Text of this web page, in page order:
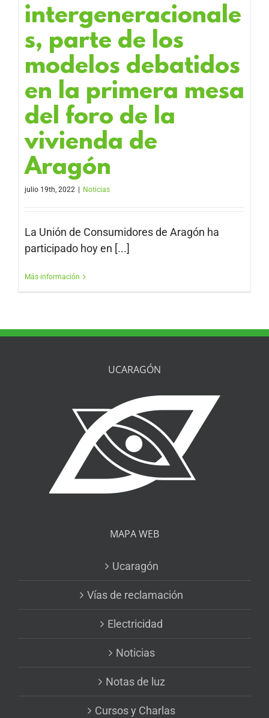
intergeneracionale
s, parte de los
modelos debatidos
en la primera mesa
del foro de la
vivienda de
Aragón
julio 19th, 2022 Noticias
La Unión de Consumidores de Aragón ha
participado hoy en [...]
Más información
UCARAGÓN
MAPA WEB
Ucaragón
Vías de reclamación
Electricidad
Noticias
Notas de luz
Cursos y Charlas